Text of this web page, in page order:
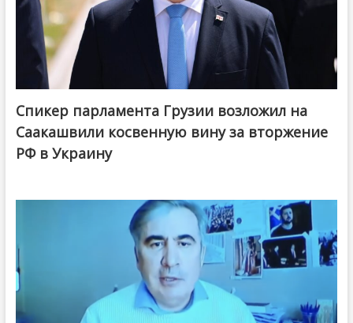
Спикер парламента Грузии возложил на
Саакашвили косвенную вину за вторжение
РФ в Украину